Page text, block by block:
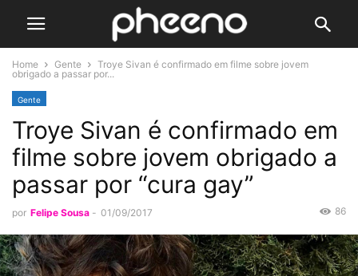
Home Gente
Troye Sivan é confirmado em filme sobre jovem
obrigado a passar por...
Gente
Troye Sivan é confirmado em
filme sobre jovem obrigado a
passar por “cura gay”
por Felipe Sousa - 01/09/2017 86